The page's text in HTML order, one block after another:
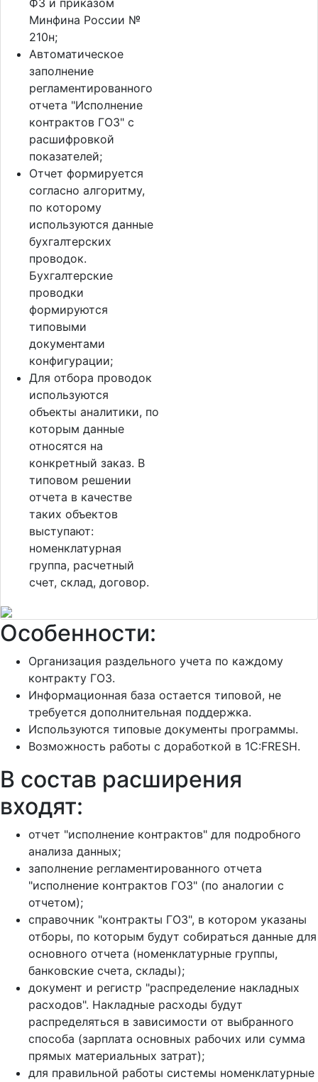
ФЗ и приказом
Минфина России №
210н;
Автоматическое
заполнение
регламентированного
отчета "Исполнение
контрактов ГОЗ" с
расшифровкой
показателей;
Отчет формируется
согласно алгоритму,
по которому
используются данные
бухгалтерских
проводок.
Бухгалтерские
проводки
формируются
типовыми
документами
конфигурации;
Для отбора проводок
используются
объекты аналитики, по
которым данные
относятся на
конкретный заказ. В
типовом решении
отчета в качестве
таких объектов
выступают:
номенклатурная
группа, расчетный
счет, склад, договор.
Особенности:
Организация раздельного учета по каждому
контракту ГОЗ.
Информационная база остается типовой, не
требуется дополнительная поддержка.
Используются типовые документы программы.
Возможность работы с доработкой в 1С:FRESH.
В состав расширения
входят:
отчет "исполнение контрактов" для подробного
анализа данных;
заполнение регламентированного отчета
"исполнение контрактов ГОЗ" (по аналогии с
отчетом);
справочник "контракты ГОЗ", в котором указаны
отборы, по которым будут собираться данные для
основного отчета (номенклатурные группы,
банковские счета, склады);
документ и регистр "распределение накладных
расходов". Накладные расходы будут
распределяться в зависимости от выбранного
способа (зарплата основных рабочих или сумма
прямых материальных затрат);
для правильной работы системы номенклатурные